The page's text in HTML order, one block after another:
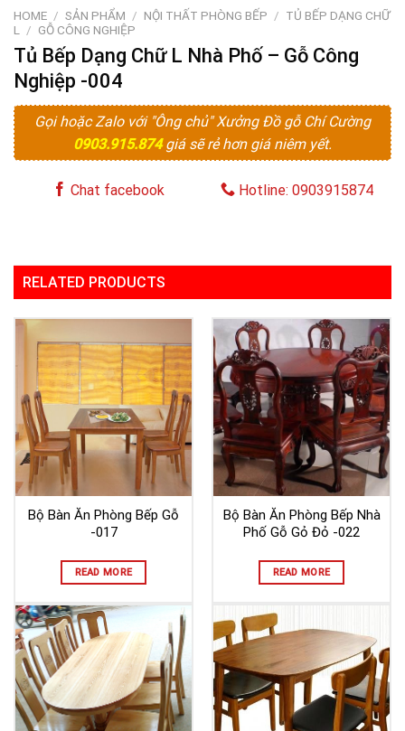
HOME / SẢN PHẨM / NỘI THẤT PHÒNG BẾP / TỦ BẾP DẠNG CHỮ
L
/ GỖ CÔNG NGHIỆP
Tủ Bếp Dạng Chữ L Nhà Phố – Gỗ Công
Nghiệp -004
Gọi hoặc Zalo với "Ông chủ" Xưởng Đồ gỗ Chí Cường
0903.915.874giá sẽ rẻ hơn giá niêm yết.
Chat facebook Hotline: 0903915874
RELATED PRODUCTS
Bộ Bàn Ăn Phòng Bếp Gỗ
-017
READ MORE
Bộ Bàn Ăn Phòng Bếp Nhà
Phố Gỗ Gỏ Đỏ -022
READ MORE